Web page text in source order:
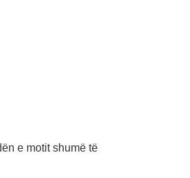
e motit shumë të